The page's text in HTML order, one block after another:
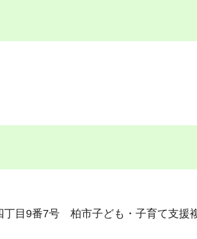
丁目9番7号 柏市子ども・子育て支援